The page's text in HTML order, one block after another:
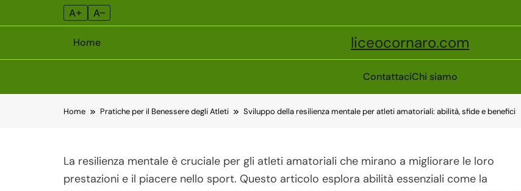
A+ A–
Home liceocornaro.com
ContattaciChi siamo
Home Pratiche per il Benessere degli Atleti Sviluppo della resilienza mentale per atleti amatoriali: abilità, sfide e benefici
La resilienza mentale è cruciale per gli atleti amatoriali che mirano a migliorare le loro
prestazioni e il piacere nello sport. Questo articolo esplora abilità essenziali come la